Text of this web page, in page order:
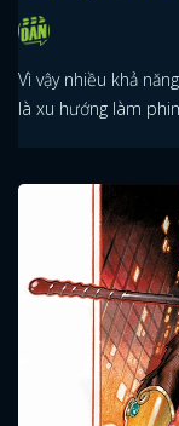
Vì vậy nhiều khả
là xu hướng làm